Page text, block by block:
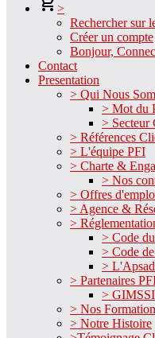
>
Rechercher sur
Créer un compte
Bonjour,
Contact
Presentation
> Qui Nous
> Mot du
> Secteur
> Références
> L'équipe PFI
> Charte &
> Nos
> Offres
> Agence &
>
> Code
> Code
>
> Partenaires
> GIMSSI
> Nos Formation
> Notre Histoire